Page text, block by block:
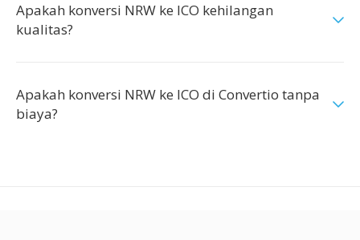
Apakah konversi NRW ke ICO kehilangan
kualitas?
Apakah konversi NRW ke ICO di Convertio tanpa
biaya?